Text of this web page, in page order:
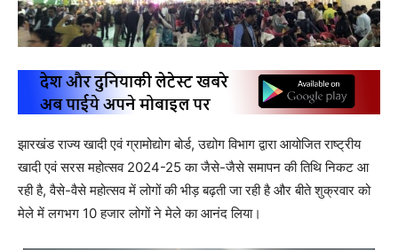
झारखंड राज्य खादी एवं ग्रामोद्योग बोर्ड, उद्योग विभाग द्वारा आयोजित राष्ट्रीय
खादी एवं सरस महोत्सव 2024-25 का जैसे-जैसे समापन की तिथि निकट आ
रही है, वैसे-वैसे महोत्सव में लोगों की भीड़ बढ़ती जा रही है और बीते शुक्रवार को
मेले में लगभग 10 हजार लोगों ने मेले का आनंद लिया।